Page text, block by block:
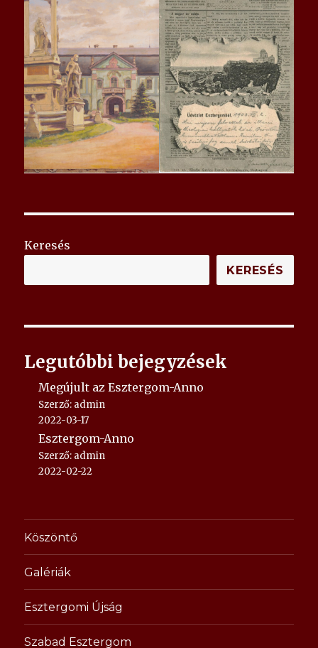
Keresés
KERESÉS
Legutóbbi bejegyzések
Megújult az Esztergom-Anno
Szerző: admin
2022-03-17
Esztergom-Anno
Szerző: admin
2022-02-22
Köszöntő
Galériák
Esztergomi Újság
Szabad Esztergom